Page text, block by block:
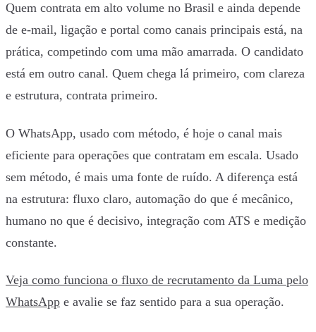
Quem contrata em alto volume no Brasil e ainda depende
de e-mail, ligação e portal como canais principais está, na
prática, competindo com uma mão amarrada. O candidato
está em outro canal. Quem chega lá primeiro, com clareza
e estrutura, contrata primeiro.
O WhatsApp, usado com método, é hoje o canal mais
eficiente para operações que contratam em escala. Usado
sem método, é mais uma fonte de ruído. A diferença está
na estrutura: fluxo claro, automação do que é mecânico,
humano no que é decisivo, integração com ATS e medição
constante.
Veja como funciona o fluxo de recrutamento da Luma pelo
WhatsApp e avalie se faz sentido para a sua operação.